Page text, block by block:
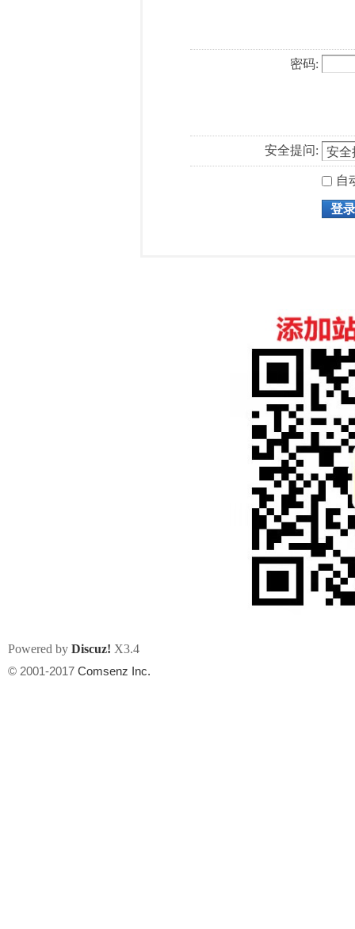
密码:
安全提问:
自
登录
Powered by Discuz! X3.4
© 2001-2017 Comsenz Inc.